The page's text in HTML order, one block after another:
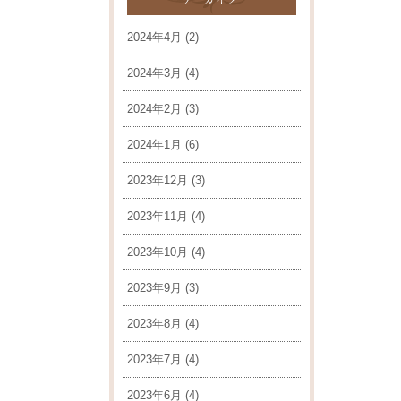
2024年4月 (2)
2024年3月 (4)
2024年2月 (3)
2024年1月 (6)
2023年12月 (3)
2023年11月 (4)
2023年10月 (4)
2023年9月 (3)
2023年8月 (4)
2023年7月 (4)
2023年6月 (4)